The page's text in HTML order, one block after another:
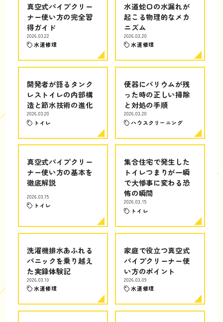
真空式パイプクリー
ナー使い方の完全習
得ガイド
2026.03.22
水道修理
水道蛇口の水漏れが
起こる物理的なメカ
ニズム
2026.03.20
水道修理
開発者が語るタンク
レストイレの内部構
造と節水技術の進化
2026.03.20
トイレ
便器にバリウムが残
った時の正しい掃除
と対処の手順
2026.03.20
ハウスクリーニング
真空式パイプクリー
ナー使い方の基本を
徹底解説
2026.03.15
トイレ
集合住宅で発生した
トイレつまりが一瞬
で大惨事に変わる恐
怖の瞬間
2026.03.15
トイレ
洗濯機排水あふれる
パニックを乗り越え
た実録体験記
2026.03.10
水道修理
家庭で役立つ真空式
パイプクリーナー使
い方のポイント
2026.03.09
水道修理